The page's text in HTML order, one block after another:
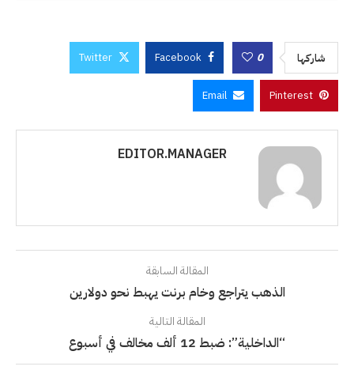
شاركها 0
Facebook
Twitter
Pinterest
Email
EDITOR.MANAGER
المقالة السابقة
الذهب يتراجع وخام برنت يهبط نحو دولارين
المقالة التالية
“الداخلية”: ضبط 12 ألف مخالف في أسبوع